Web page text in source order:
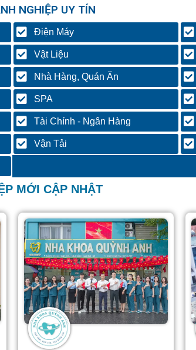
NGHIỆP UY TÍN
Điện Máy
Vật Liệu
Nhà Hàng, Quán Ăn
SPA
Tài Chính - Ngân Hàng
Vận Tải
MỚI CẬP NHẬT